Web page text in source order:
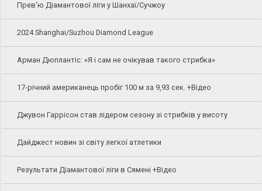
Прев'ю Діамантової ліги у Шанхаї/Сучжоу
2024 Shanghai/Suzhou Diamond League
Арман Дюплантіс: «Я і сам не очікував такого стрибка»
17-річний американець пробіг 100 м за 9,93 сек. +Відео
Джувон Гаррісон став лідером сезону зі стрибків у висоту
Дайджест новин зі світу легкої атлетики
Результати Діамантової ліги в Сямені +Відео